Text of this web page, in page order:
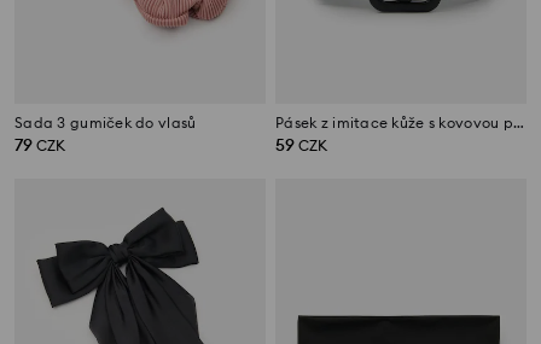
Sada 3 gumiček do vlasů
79 CZK
Pásek z imitace kůže s kovovou přezkou
59 CZK